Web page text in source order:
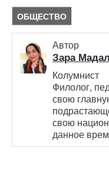
ОБЩЕСТВО
Автор
Зара
Колумнист
Филолог,
свою
свою
данное